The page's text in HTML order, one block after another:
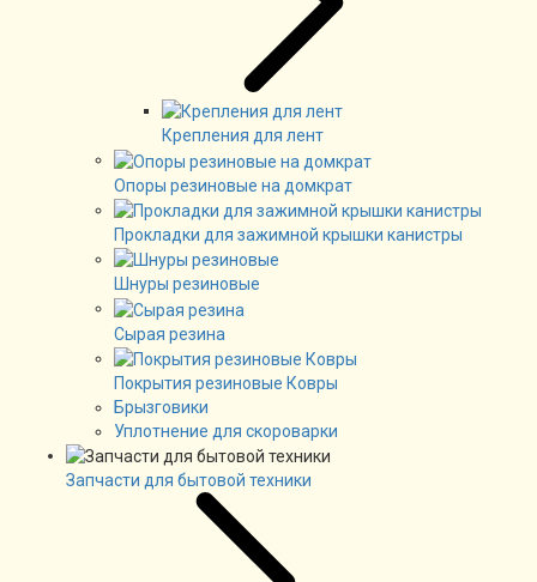
Крепления для лент
Опоры резиновые на домкрат
Прокладки для зажимной крышки канистры
Шнуры резиновые
Сырая резина
Покрытия резиновые Ковры
Брызговики
Уплотнение для скороварки
Запчасти для бытовой техники